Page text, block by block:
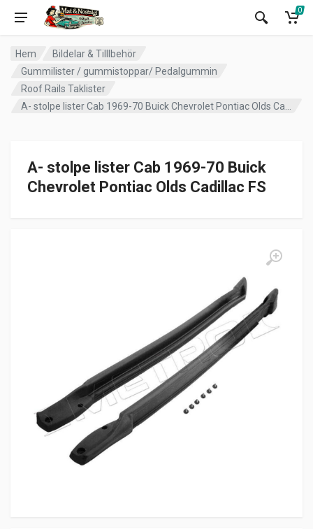
0
Hem
Bildelar & Tilllbehör
Gummilister / gummistoppar/ Pedalgummin
Roof Rails Taklister
A- stolpe lister Cab 1969-70 Buick
Chevrolet Pontiac Olds Cadillac FS